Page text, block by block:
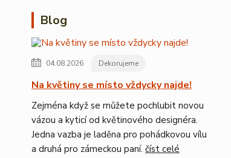
Blog
04.08.2026 Dekorujeme
Na květiny se místo vždycky najde!
Zejména když se můžete pochlubit novou
vázou a kyticí od květinového designéra.
Jedna vazba je laděna pro pohádkovou vílu
a druhá pro zámeckou paní. číst celé